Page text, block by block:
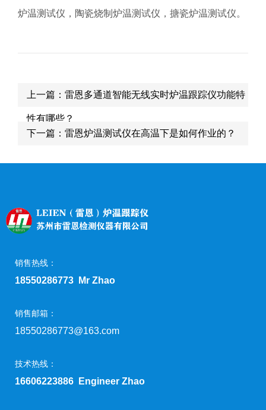
炉温测试仪，陶瓷烧制炉温测试仪，搪瓷炉温测试仪。
上一篇：雷恩多通道智能无线实时炉温跟踪仪功能特
性有哪些？
下一篇：雷恩炉温测试仪在高温下是如何作业的？
销售热线：
18550286773 Mr Zhao
销售邮箱：
18550286773@163.com
技术热线：
16606223886 Engineer Zhao